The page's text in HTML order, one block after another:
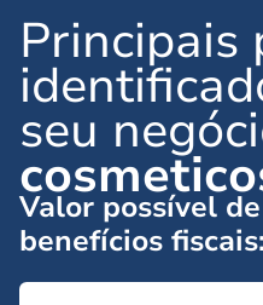
Principais
seu
Valor possível
benefícios fiscais: